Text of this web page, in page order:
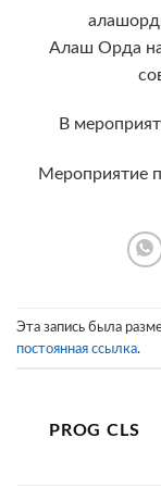
Алаш Орда
В
Мероприятие
Эта запись была
постоянная ссылка.
PROG CLS